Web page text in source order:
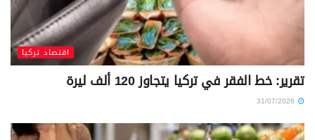
اقتصاد تركيا
تقرير: خط الفقر في تركيا يتجاوز 120 ألف ليرة